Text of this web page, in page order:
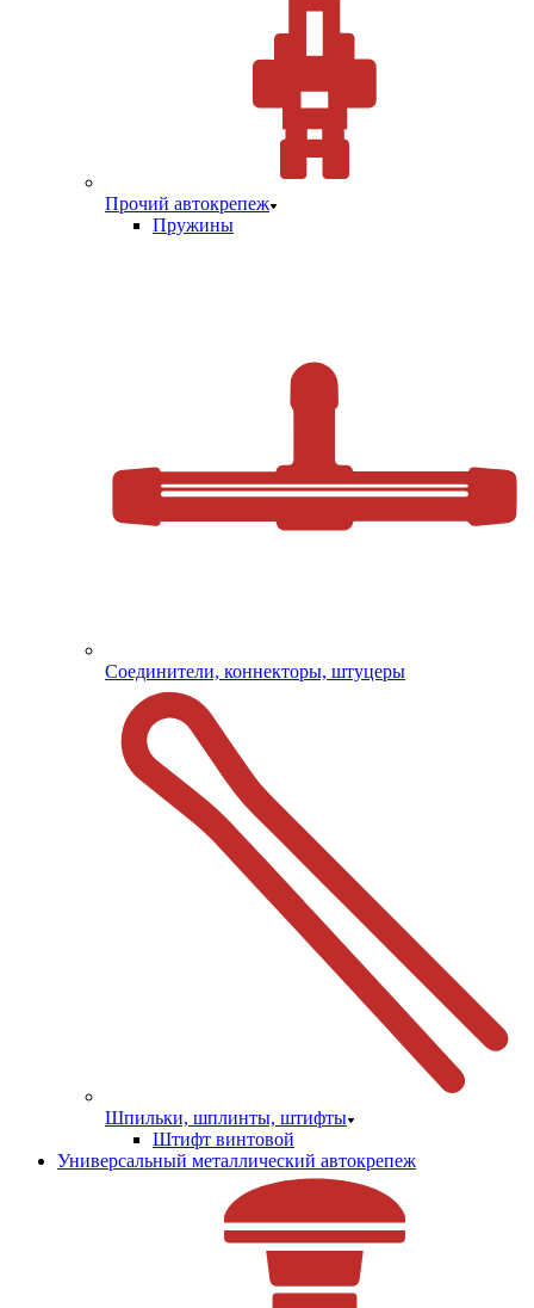
Прочий автокрепеж
Пружины
Соединители, коннекторы, штуцеры
Шпильки, шплинты, штифты
Штифт винтовой
Универсальный металлический автокрепеж